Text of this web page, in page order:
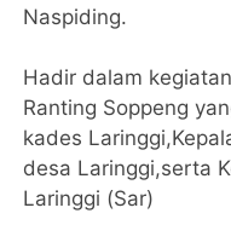
Naspiding.
Hadir dalam
Ranting Soppeng
kades
desa Laringgi,serta
Laringgi (Sar)